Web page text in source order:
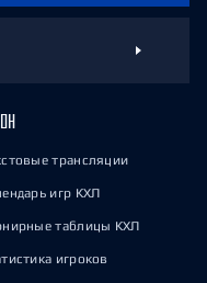
трансляции
игр КХЛ
таблицы КХЛ
игроков